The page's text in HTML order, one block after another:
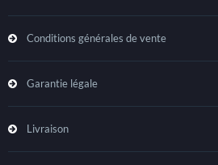
Conditions générales de vente
Garantie légale
Livraison